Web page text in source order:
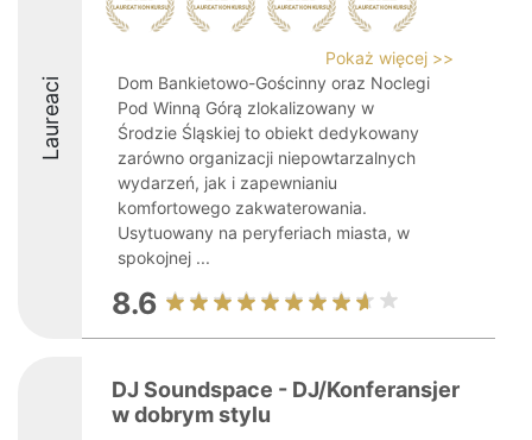
Laureaci
Pokaż więcej >>
Dom Bankietowo-Gościnny oraz Noclegi
Pod Winną Górą zlokalizowany w
Środzie Śląskiej to obiekt dedykowany
zarówno organizacji niepowtarzalnych
wydarzeń, jak i zapewnianiu
komfortowego zakwaterowania.
Usytuowany na peryferiach miasta, w
spokojnej ...
8.6
DJ Soundspace - DJ/Konferansjer
w dobrym stylu